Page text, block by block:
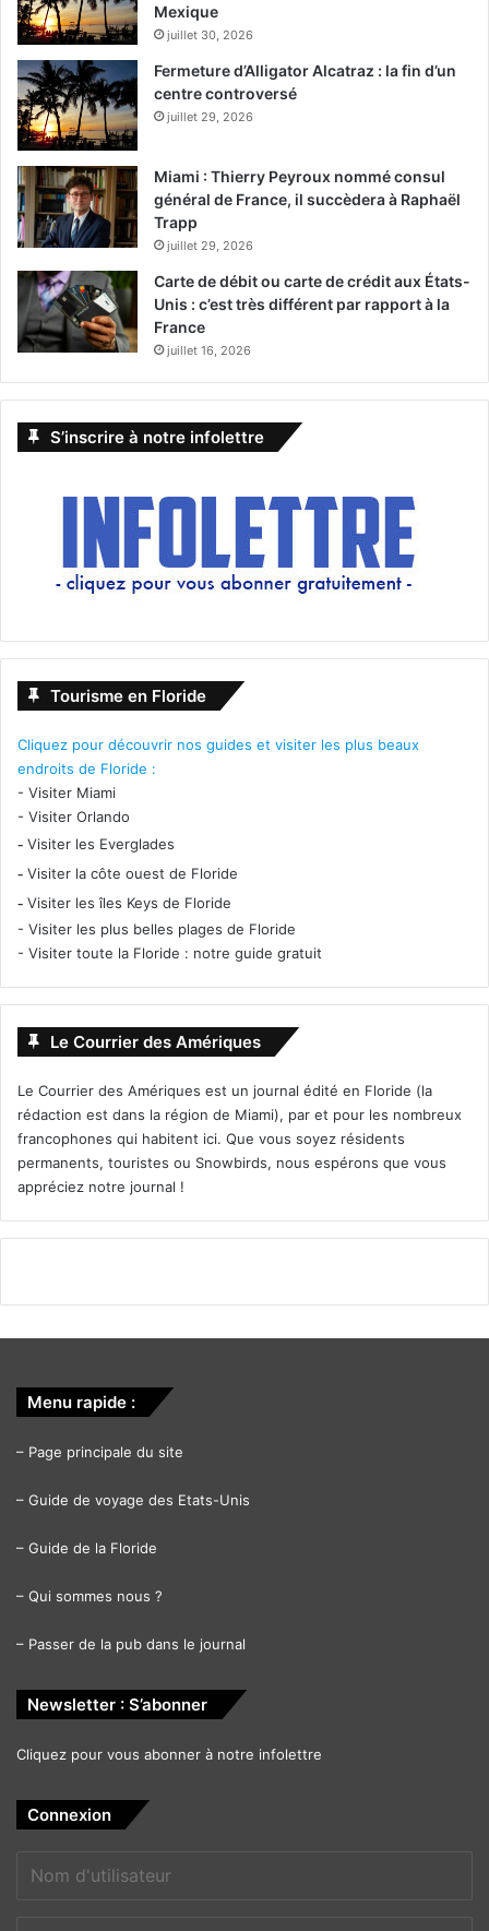
22 Septembre 2017
Stronger
[ot-video type= »youtube »
url= »https://youtu.be/I6MN0QfQx7I »]
Jeff attendait sa petite amie à l’arrivée du Marathon de
New York en 2013, il était là pour la féliciter mais la bombe
a explosé là, sur la ligne d’arrivée. Jeff est une des
victimes, son cas est grave, il perd ses 2 jambes, mais il
est vivant. Le plus difficile commence alors, la
s’appui sur une histoire vraie, avec Jake Gyllenhaal et
Tatiana Maclant.
22 Septembre 2017
Battle of the sexes
[ot-video type= »youtube »
url= »https://youtu.be/o3NCf0GUwFo »]
1973, un match de Tennis au sommet opposant Billie Jean
King championne mondiale militante pour l’égalité de
misogyne.
Valerie Faris avec Emma Stone et Steve Carell.
22 Septembre 2017
Victoria and Abdul
vivre et un sentiment d’humanité qu’elle semblait avoir
[ot-video type= »youtube »
Il y a 1000 ans, Bilal et sa soeur sont enlevés après que
Mexique
juillet 30, 2026
Fermeture d’Alligator Alcatraz : la fin d’un
centre controversé
juillet 29, 2026
Miami : Thierry Peyroux nommé consul
général de France, il succèdera à Raphaël
Trapp
juillet 29, 2026
Carte de débit ou carte de crédit aux États-
Unis : c’est très différent par rapport à la
France
juillet 16, 2026
S’inscrire à notre infolettre
Tourisme en Floride
Cliquez pour découvrir nos guides et visiter les plus beaux
endroits de Floride :
- Visiter Miami
- Visiter Orlando
- Visiter les Everglades
- Visiter la côte ouest de Floride
- Visiter les îles Keys de Floride
- Visiter les plus belles plages de Floride
- Visiter toute la Floride : notre guide gratuit
Le Courrier des Amériques
Le Courrier des Amériques est un journal édité en Floride (la
rédaction est dans la région de Miami), par et pour les nombreux
francophones qui habitent ici. Que vous soyez résidents
permanents, touristes ou Snowbirds, nous espérons que vous
appréciez notre journal !
Menu rapide :
– Page principale du site
– Guide de voyage des Etats-Unis
– Guide de la Floride
– Qui sommes nous ?
– Passer de la pub dans le journal
Newsletter : S’abonner
Cliquez pour vous abonner à notre infolettre
Connexion